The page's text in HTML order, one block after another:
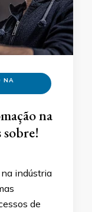
NA
na
indústria
de